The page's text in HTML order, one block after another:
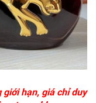
giới hạn, giá chỉ duy